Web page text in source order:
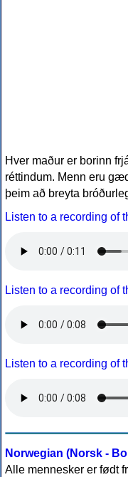
Hver maður er borinn
réttindum. Menn eru
þeim að breyta
Listen to a recording of
Listen to a recording of
Listen to a recording of
Norwegian (Norsk -
Alle mennesker er født